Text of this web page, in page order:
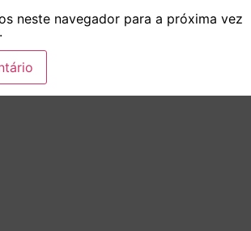
neste navegador para a próxima vez